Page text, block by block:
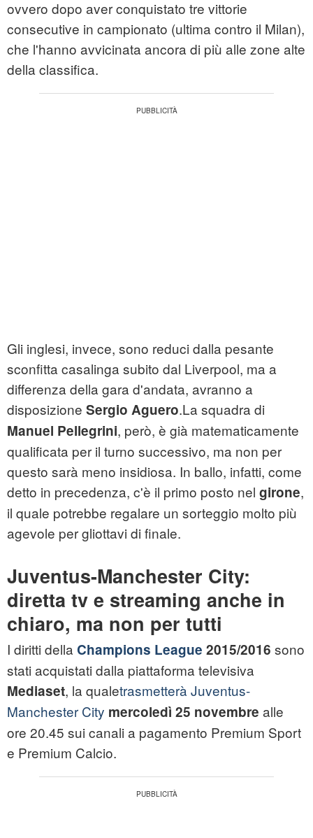
ovvero dopo aver conquistato tre vittorie
consecutive in campionato (ultima contro il Milan),
che l'hanno avvicinata ancora di più alle zone alte
della classifica.
Gli inglesi, invece, sono reduci dalla pesante
sconfitta casalinga subito dal Liverpool, ma a
differenza della gara d'andata, avranno a
disposizione Sergio Aguero.La squadra di
Manuel Pellegrini, però, è già matematicamente
qualificata per il turno successivo, ma non per
questo sarà meno insidiosa. In ballo, infatti, come
detto in precedenza, c'è il primo posto nel girone,
il quale potrebbe regalare un sorteggio molto più
agevole per gliottavi di finale.
Juventus-Manchester City:
diretta tv e streaming anche in
chiaro, ma non per tutti
I diritti della Champions League 2015/2016 sono
stati acquistati dalla piattaforma televisiva
Mediaset, la qualetrasmetterà Juventus-
Manchester City mercoledì 25 novembre alle
ore 20.45 sui canali a pagamento Premium Sport
e Premium Calcio.